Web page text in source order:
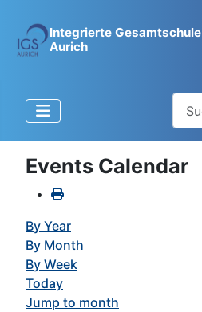
Integrierte Gesamtschule
Aurich
Events Calendar
By Year
By Month
By Week
Today
Jump to month